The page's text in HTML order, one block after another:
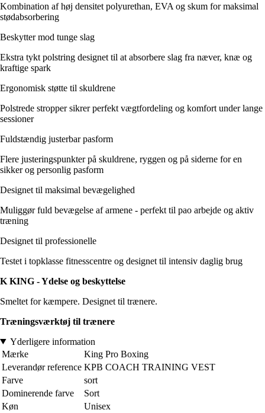
Kombination af høj densitet polyurethan, EVA og skum for maksimal
stødabsorbering
Beskytter mod tunge slag
Ekstra tykt polstring designet til at absorbere slag fra næver, knæ og
kraftige spark
Ergonomisk støtte til skuldrene
Polstrede stropper sikrer perfekt vægtfordeling og komfort under lange
sessioner
Fuldstændig justerbar pasform
Flere justeringspunkter på skuldrene, ryggen og på siderne for en
sikker og personlig pasform
Designet til maksimal bevægelighed
Muliggør fuld bevægelse af armene - perfekt til pao arbejde og aktiv
træning
Designet til professionelle
Testet i topklasse fitnesscentre og designet til intensiv daglig brug
K KING - Ydelse og beskyttelse
Smeltet for kæmpere. Designet til trænere.
Træningsværktøj til trænere
Yderligere information
Mærke
King Pro Boxing
Leverandør reference KPB COACH TRAINING VEST
Farve
sort
Dominerende farve
Sort
Køn
Unisex